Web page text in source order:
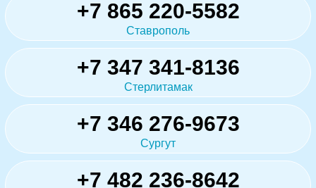
+7 865 220-5582
Ставрополь
+7 347 341-8136
Стерлитамак
+7 346 276-9673
Сургут
+7 482 236-8642